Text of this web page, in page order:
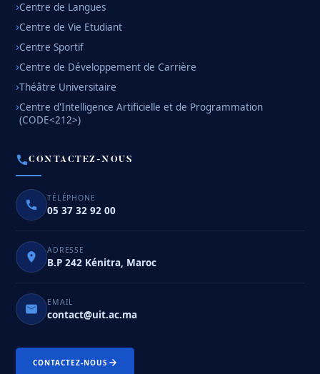
Centre de Langues
Centre de Vie Etudiant
Centre Sportif
Centre de Développement de Carrière
Théâtre Universitaire
Centre d'Intelligence Artificielle et de Programmation
(CODE<212>)
CONTACTEZ-NOUS
TÉLÉPHONE
05 37 32 92 00
ADRESSE
B.P 242 Kénitra, Maroc
EMAIL
contact@uit.ac.ma
CONTACTEZ-NOUS